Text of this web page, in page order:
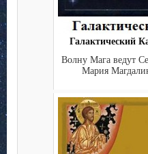
Галактический
Волну Мага ведут
Мария